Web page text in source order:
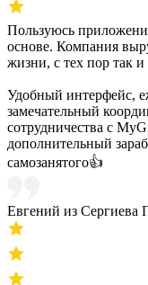
Пользуюсь
основе. Компания
жизни, с тех пор так
Удобный интерфейс,
замечательный
сотрудничества с
дополнительный
самозанятого👍
Евгений из Сергиева